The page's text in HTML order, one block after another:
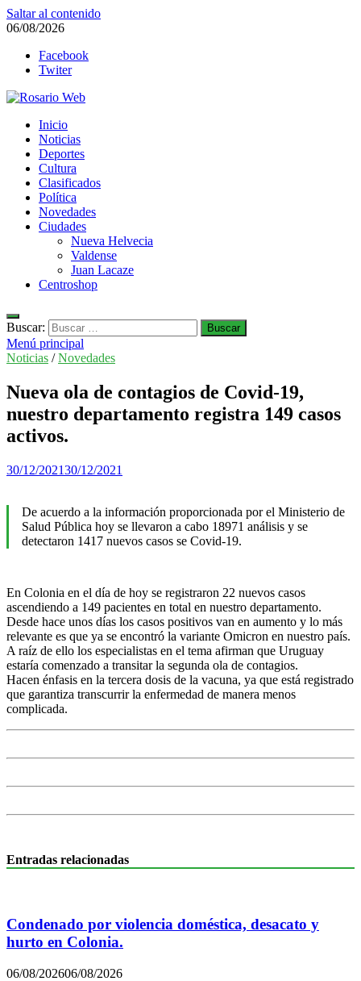
Saltar al contenido
06/08/2026
Facebook
Twiter
Rosario Web
Todas la noticias de Rosario y la zona
Inicio
Noticias
Deportes
Cultura
Clasificados
Política
Novedades
Ciudades
Nueva Helvecia
Valdense
Juan Lacaze
Centroshop
Buscar:
Menú principal
Noticias /Novedades
Nueva ola de contagios de Covid-19,
nuestro departamento registra 149 casos
activos.
30/12/202130/12/2021
De acuerdo a la información proporcionada por el Ministerio de
Salud Pública hoy se llevaron a cabo 18971 análisis y se
detectaron 1417 nuevos casos se Covid-19.
En Colonia en el día de hoy se registraron 22 nuevos casos
ascendiendo a 149 pacientes en total en nuestro departamento.
Desde hace unos días los casos positivos van en aumento y lo más
relevante es que ya se encontró la variante Omicron en nuestro país.
A raíz de ello los especialistas en el tema afirman que Uruguay
estaría comenzado a transitar la segunda ola de contagios.
Hacen énfasis en la tercera dosis de la vacuna, ya que está registrado
que garantiza transcurrir la enfermedad de manera menos
complicada.
Entradas relacionadas
Condenado por violencia doméstica, desacato y
hurto en Colonia.
06/08/202606/08/2026